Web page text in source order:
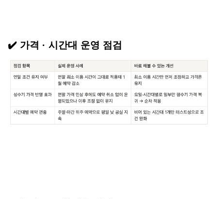
✔️ 가격 · 시간대 운영 점검